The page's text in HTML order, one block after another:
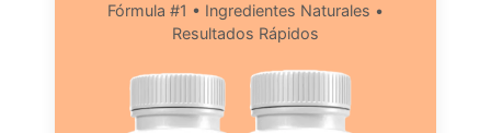
Fórmula #1 • Ingredientes Naturales •
Resultados Rápidos